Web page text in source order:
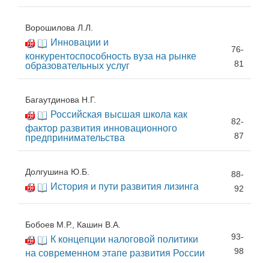
Ворошилова Л.Л.
Инновации и
конкурентоспособность вуза на рынке
образовательных услуг
76-
81
Багаутдинова Н.Г.
Российская высшая школа как
фактор развития инновационного
предпринимательства
82-
87
Долгушина Ю.Б.
История и пути развития лизинга
88-
92
Бобоев М.Р., Кашин В.А.
К концепции налоговой политики
на современном этапе развития России
93-
98